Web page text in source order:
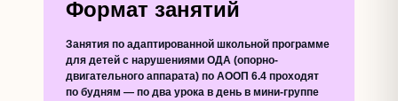
Занятия по адаптированной школьной программе
для детей с нарушениями ОДА (опорно-
двигательного аппарата) по АООП 6.4 проходят
по будням — по два урока в день в мини-группе
Формат занятий